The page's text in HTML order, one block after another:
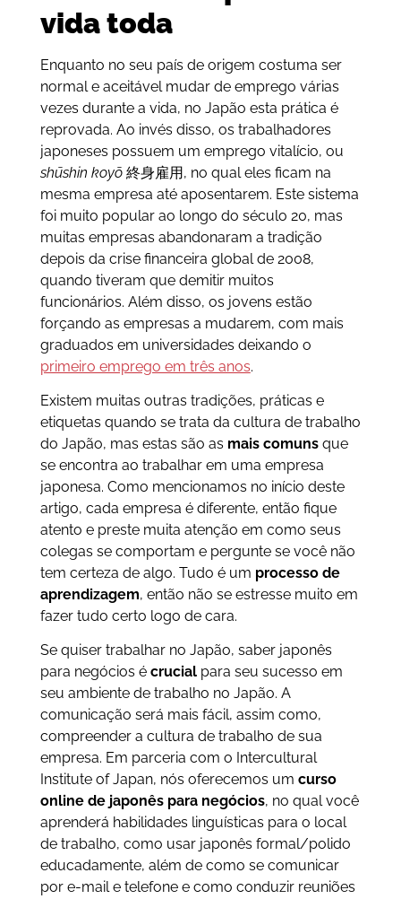
vida toda
Enquanto no seu país de origem costuma ser
normal e aceitável mudar de emprego várias
vezes durante a vida, no Japão esta prática é
reprovada. Ao invés disso, os trabalhadores
japoneses possuem um emprego vitalício, ou
shūshin koyō終身雇用, no qual eles ficam na
mesma empresa até aposentarem. Este sistema
foi muito popular ao longo do século 20, mas
muitas empresas abandonaram a tradição
depois da crise financeira global de 2008,
quando tiveram que demitir muitos
funcionários. Além disso, os jovens estão
forçando as empresas a mudarem, com mais
graduados em universidades deixando o
primeiro emprego em três anos.
Existem muitas outras tradições, práticas e
etiquetas quando se trata da cultura de trabalho
do Japão, mas estas são as mais comunsque
se encontra ao trabalhar em uma empresa
japonesa. Como mencionamos no início deste
artigo, cada empresa é diferente, então fique
atento e preste muita atenção em como seus
colegas se comportam e pergunte se você não
tem certeza de algo. Tudo é um processo de
aprendizagem, então não se estresse muito em
fazer tudo certo logo de cara.
Se quiser trabalhar no Japão, saber japonês
para negócios é crucialpara seu sucesso em
seu ambiente de trabalho no Japão. A
comunicação será mais fácil, assim como,
compreender a cultura de trabalho de sua
empresa. Em parceria com o Intercultural
Institute of Japan, nós oferecemos um curso
online de japonês para negócios, no qual você
aprenderá habilidades linguísticas para o local
de trabalho, como usar japonês formal/polido
educadamente, além de como se comunicar
por e-mail e telefone e como conduzir reuniões